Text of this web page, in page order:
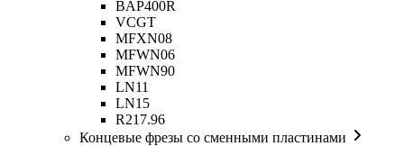
BAP400R
VCGT
MFXN08
MFWN06
MFWN90
LN11
LN15
R217.96
Концевые фрезы со сменными пластинами